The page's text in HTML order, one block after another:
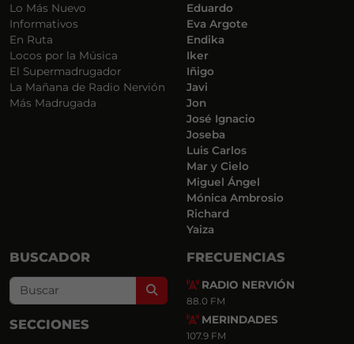
Lo Más Nuevo
Informativos
En Ruta
Locos por la Música
El Supermadrugador
La Mañana de Radio Nervión
Más Madrugada
Eduardo
Eva Argote
Endika
Iker
Iñigo
Javi
Jon
José Ignacio
Joseba
Luis Carlos
Mar y Cielo
Miguel Ángel
Mónica Ambrosio
Richard
Yaiza
BUSCADOR
Search
SECCIONES
FRECUENCIAS
RADIO NERVIÓN
88.0 FM
MERINDADES
107.9 FM